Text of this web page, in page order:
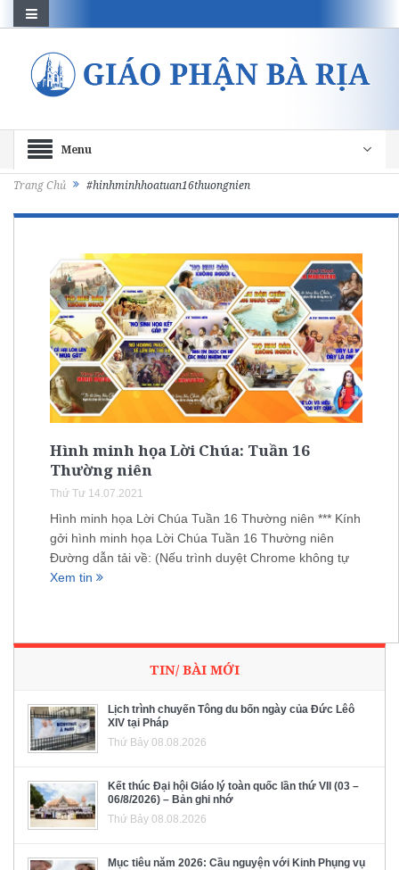
Menu
Trang Chủ #hinhminhhoatuan16thuongnien
Hình minh họa Lời Chúa: Tuần 16
Thường niên
Thứ Tư 14.07.2021
Hình minh họa Lời Chúa Tuần 16 Thường niên *** Kính
gởi hình minh họa Lời Chúa Tuần 16 Thường niên
Đường dẫn tải về: (Nếu trình duyệt Chrome không tự
Xem tin
TIN/ BÀI MỚI
Lịch trình chuyến Tông du bốn ngày của Đức Lêô
XIV tại Pháp
Thứ Bảy 08.08.2026
Kết thúc Đại hội Giáo lý toàn quốc lần thứ VII (03 –
06/8/2026) – Bản ghi nhớ
Thứ Bảy 08.08.2026
Mục tiêu năm 2026: Cầu nguyện với Kinh Phụng vụ